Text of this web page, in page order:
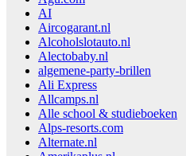
AI
Aircogarant.nl
Alcoholslotauto.nl
Alectobaby.nl
algemene-party-brillen
Ali Express
Allcamps.nl
Alle school & studieboeken
Alps-resorts.com
Alternate.nl